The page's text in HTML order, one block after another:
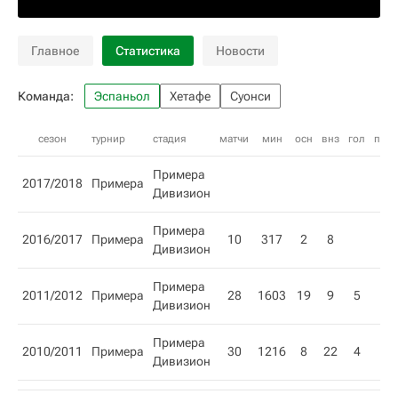
Главное Статистика Новости
Команда: Эспаньол Хетафе Суонси
сезон турнир стадия матчи мин осн внз гол пас
2017/2018 Примера
Примера
Дивизион
2016/2017 Примера
Примера
Дивизион
10 317 2 8
2011/2012 Примера
Примера
Дивизион
28 1603 19 9 5
2010/2011 Примера
Примера
Дивизион
30 1216 8 22 4